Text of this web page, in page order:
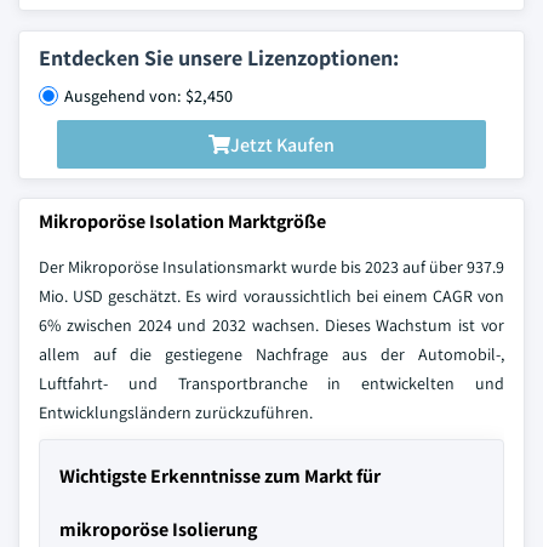
Entdecken Sie unsere Lizenzoptionen:
Ausgehend von: $2,450
Jetzt Kaufen
Mikroporöse Isolation Marktgröße
Der Mikroporöse Insulationsmarkt wurde bis 2023 auf über 937.9
Mio. USD geschätzt. Es wird voraussichtlich bei einem CAGR von
6% zwischen 2024 und 2032 wachsen. Dieses Wachstum ist vor
allem auf die gestiegene Nachfrage aus der Automobil-,
Luftfahrt- und Transportbranche in entwickelten und
Entwicklungsländern zurückzuführen.
Wichtigste Erkenntnisse zum Markt für
mikroporöse Isolierung